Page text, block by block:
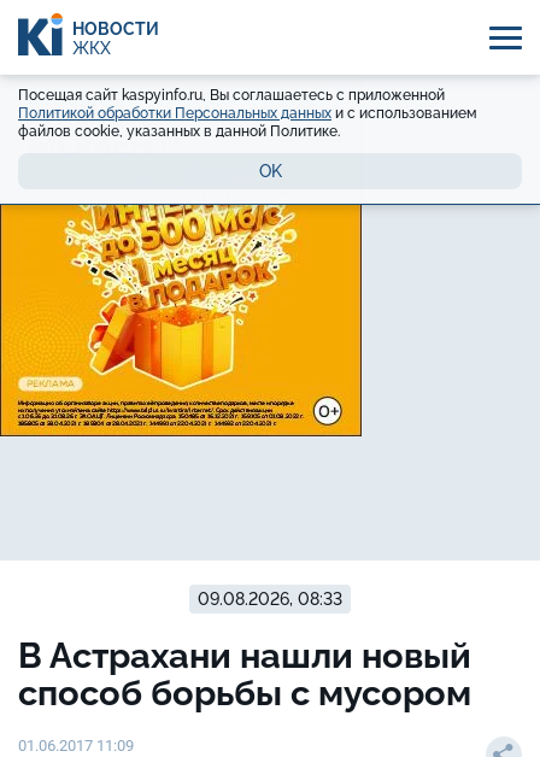
НОВОСТИ
ЖКХ
Посещая сайт kaspyinfo.ru, Вы соглашаетесь с приложенной
Политикой обработки Персональных данных и с использованием
файлов cookie, указанных в данной Политике.
OK
09.08.2026, 08:33
В Астрахани нашли новый
способ борьбы с мусором
01.06.2017 11:09